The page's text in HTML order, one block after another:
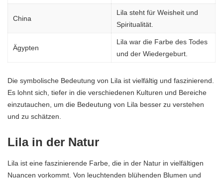
China
Lila steht für Weisheit und
Spiritualität.
Ägypten
Lila war die Farbe des Todes
und der Wiedergeburt.
Die symbolische Bedeutung von Lila ist vielfältig und faszinierend.
Es lohnt sich, tiefer in die verschiedenen Kulturen und Bereiche
einzutauchen, um die Bedeutung von Lila besser zu verstehen
und zu schätzen.
Lila in der Natur
Lila ist eine faszinierende Farbe, die in der Natur in vielfältigen
Nuancen vorkommt. Von leuchtenden blühenden Blumen und